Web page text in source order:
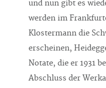
und nun gibt es
werden im
Klostermann die
erscheinen,
Notate, die er 1931
Abschluss der